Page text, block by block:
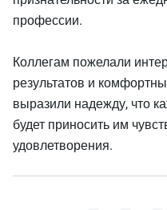
профессии.
Коллегам пожелали
результатов и
выразили надежду, что
будет приносить им
удовлетворения.